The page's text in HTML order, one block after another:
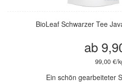
BioLeaf Schwarzer Tee
ab
99,00 €/
Ein schön gearbeiteter